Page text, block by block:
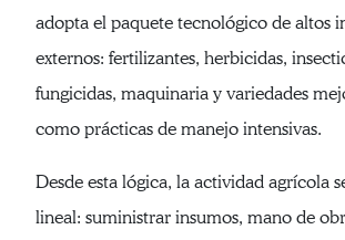
adopta el paquete tecnológico de altos
externos: fertilizantes, herbicidas,
fungicidas, maquinaria y variedades
como prácticas de manejo intensivas.
Desde esta lógica, la actividad agrícola
lineal: suministrar insumos, mano de